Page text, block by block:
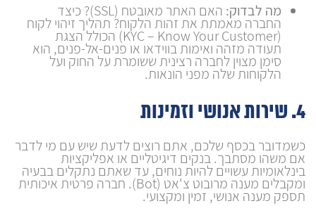
מה לבדוק:
האם האתר מאובטח (SSL)? כיצד
החברה מאמתת את זהות הלקוח? תהליך זיהוי לקוח
(KYC – Know Your Customer) הכולל הצגת
תעודה מזהה ואימות בווידאו או פנים-אל-פנים, הוא
סימן מצוין לחברה רצינית ששומרת על החוק ועל
הלקוחות שלה מפני הונאות.
4. שירות אנושי וזמינות
כשמדובר בכסף שלכם, אתם רוצים לדעת שיש עם מי לדבר
אם משהו מסתבך. בנקים דיגיטליים או אפליקציות
בינלאומיות עשויים להיות נוחים, עד שאתם נתקלים בבעיה
ומקבלים מענה מרובוט צ'אט (Bot). חברה פרטית איכותית
תספק מענה אנושי, זמין ומקצועי.